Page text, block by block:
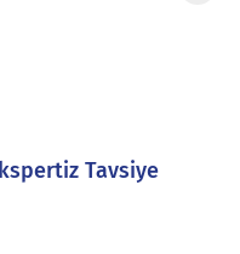
Tavsiye